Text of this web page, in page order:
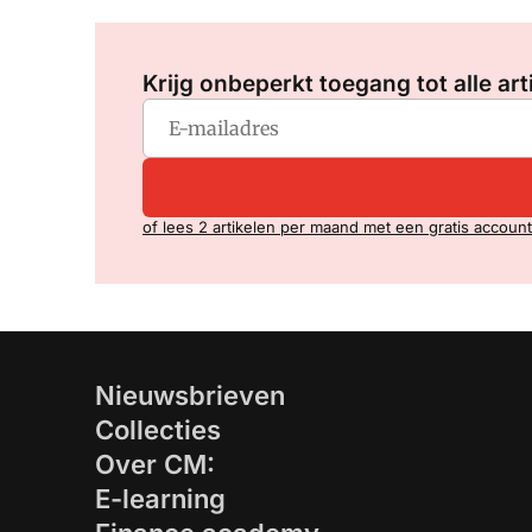
Krijg onbeperkt toegang tot alle
of lees 2 artikelen per maand met een gratis account
Nieuwsbrieven
Collecties
Over CM:
E-learning